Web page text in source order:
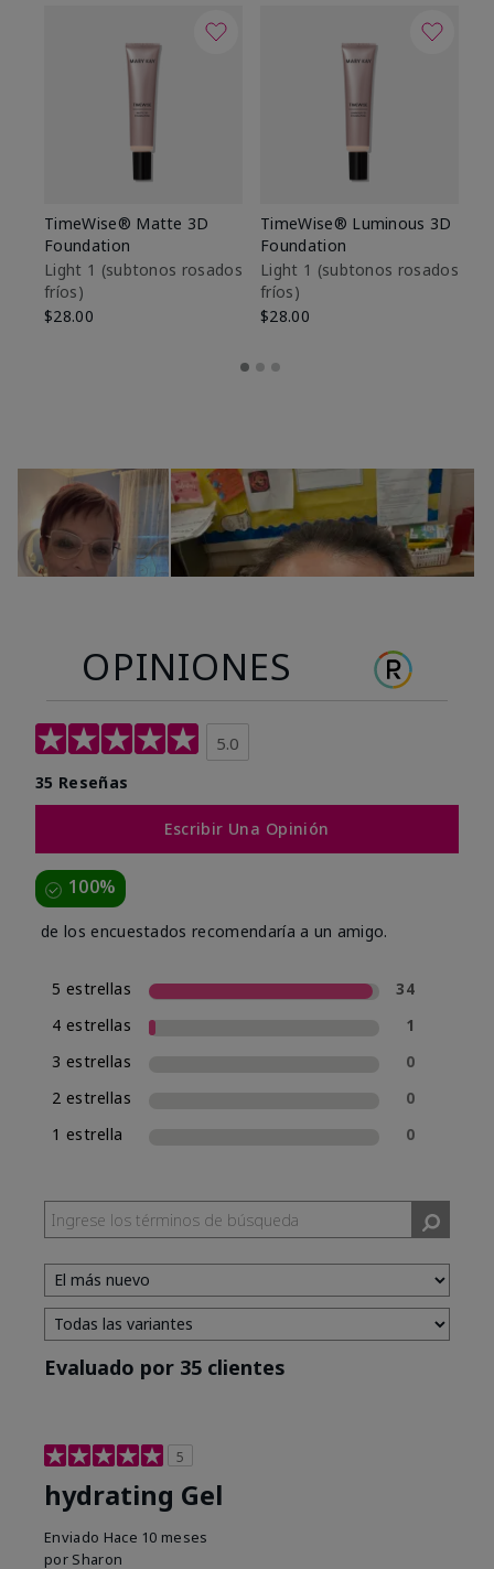
TimeWise® Matte 3D
Foundation
Light 1​ (subtonos rosados
fríos)
$28.00
TimeWise® Luminous 3D
Foundation
Light 1​ (subtonos rosados
fríos)
$28.00
OPINIONES
5.0
35 Reseñas
Escribir Una Opinión
100%
de los encuestados recomendaría a un amigo.
5 estrellas
34
4 estrellas
1
3 estrellas
0
2 estrellas
0
1 estrella
0
Evaluado por 35 clientes
5
hydrating Gel
Enviado Hace 10 meses
por Sharon